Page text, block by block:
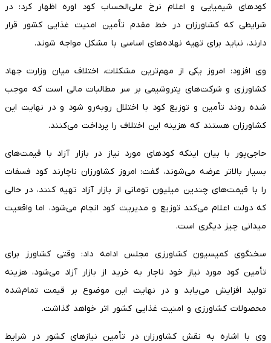
کودهای شیمیایی و اعلام نرخ علی‌الحساب کود اوره اظهار کرد: در
شرایطی که کشاورزان در خط مقدم تأمین امنیت غذایی کشور قرار
دارند، نباید برای تهیه نهاده‌های اساسی با مشکل مواجه شوند.
وی افزود: امروز یکی از مهم‌ترین مشکلات، اختلاف میان وزارت جهاد
کشاورزی و شرکت‌های پتروشیمی بر سر مطالبات مالی است که موجب
شده روند تأمین و توزیع کود با اختلال روبه‌رو شود و در نهایت این
کشاورزان هستند که هزینه این اختلاف را پرداخت می‌کنند.
حاجی‌پور با بیان اینکه کودهای مورد نیاز در بازار آزاد با قیمت‌های
بسیار بالاتر عرضه می‌شوند، گفت: امروز کشاورزان ناچارند کود فسفات
را با قیمت‌های چندین میلیون تومانی از بازار آزاد تهیه کنند، در حالی
که دولت اعلام می‌کند توزیع و مدیریت کود انجام می‌شود، اما واقعیت
میدانی چیز دیگری است.
سخنگوی کمیسیون کشاورزی مجلس ادامه داد: وقتی کشاورز برای
تأمین کود مورد نیاز خود ناچار به خرید از بازار آزاد می‌شود، هزینه
تولید افزایش می‌یابد و در نهایت این موضوع بر قیمت تمام‌شده
محصولات کشاورزی و امنیت غذایی کشور اثر خواهد گذاشت.
وی با اشاره به نقش کشاورزان در تأمین نیازهای کشور در شرایط